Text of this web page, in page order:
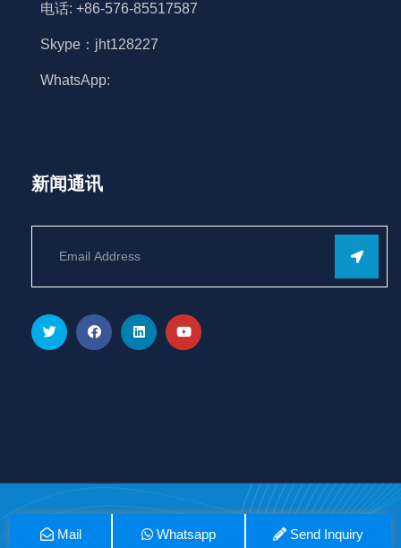
电话: +86-576-85517587
Skype：jht128227
WhatsApp:
新闻通讯
Mail
Whatsapp Send Inquiry